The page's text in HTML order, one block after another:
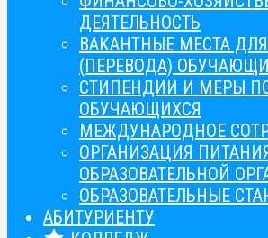
ДЕЯТЕЛЬНОСТЬ
ВАКАНТНЫЕ МЕСТА
(ПЕРЕВОДА)
СТИПЕНДИИ И МЕРЫ
ОБУЧАЮЩИХСЯ
МЕЖДУНАРОДНОЕ
ОРГАНИЗАЦИЯ
ОБРАЗОВАТЕЛЬНОЙ
ОБРАЗОВАТЕЛЬНЫЕ
АБИТУРИЕНТУ